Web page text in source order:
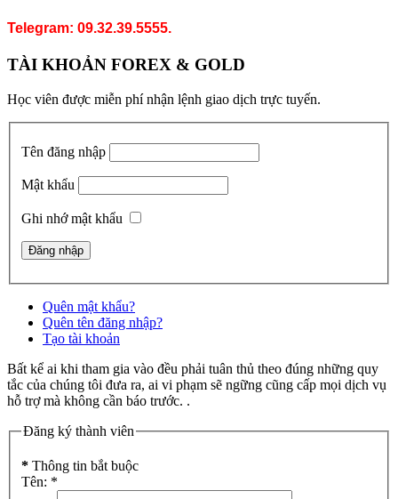
Telegram: 09.32.39.5555.
TÀI KHOẢN FOREX & GOLD
Học viên được miễn phí nhận lệnh giao dịch trực tuyến.
Tên đăng nhập
Mật khẩu
Ghi nhớ mật khẩu
Quên mật khẩu?
Quên tên đăng nhập?
Tạo tài khoản
Bất kể ai khi tham gia vào đều phải tuân thủ theo đúng những quy
tắc của chúng tôi đưa ra, ai vi phạm sẽ ngững cũng cấp mọi dịch vụ
hỗ trợ mà không cần báo trước. .
Đăng ký thành viên
* Thông tin bắt buộc
Tên: *